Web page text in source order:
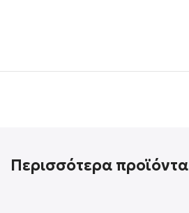
Περισσότερα προϊόντα